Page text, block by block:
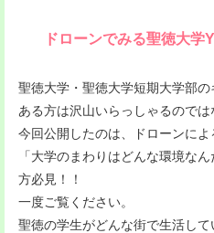
ドローンでみる聖徳大学
聖徳大学・聖徳大学短期大学部
ある方は沢山いらっしゃるのでは
今回公開したのは、ドローンによ
「大学のまわりはどんな環境な
方必見！！
一度ご覧ください。
聖徳の学生がどんな街で生活し